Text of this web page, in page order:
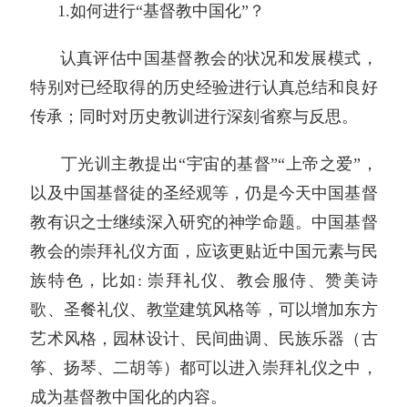
1.如何进行“基督教中国化”？
认真评估中国基督教会的状况和发展模式，
特别对已经取得的历史经验进行认真总结和良好
传承；同时对历史教训进行深刻省察与反思。
丁光训主教提出“宇宙的基督”“上帝之爱”，
以及中国基督徒的圣经观等，仍是今天中国基督
教有识之士继续深入研究的神学命题。中国基督
教会的崇拜礼仪方面，应该更贴近中国元素与民
族特色，比如: 崇拜礼仪、教会服侍、赞美诗
歌、圣餐礼仪、教堂建筑风格等，可以增加东方
艺术风格，园林设计、民间曲调、民族乐器（古
筝、扬琴、二胡等）都可以进入崇拜礼仪之中，
成为基督教中国化的内容。